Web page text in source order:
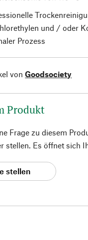
und / oder
Prozess
von Goodsociety
Produkt
Frage zu diesem
stellen. Es öffnet sich
stellen